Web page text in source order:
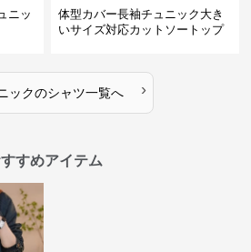
ニッ
体型カバー長袖チュニック大き
いサイズ対応カットソートップ
ックのシャツ一覧へ ›
すめアイテム